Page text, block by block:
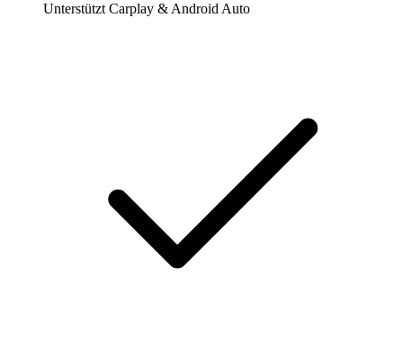
Unterstützt Carplay & Android Auto